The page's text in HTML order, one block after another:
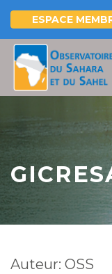
Aller
contenu
principal
ESPACE
zones
Auteur: OSS